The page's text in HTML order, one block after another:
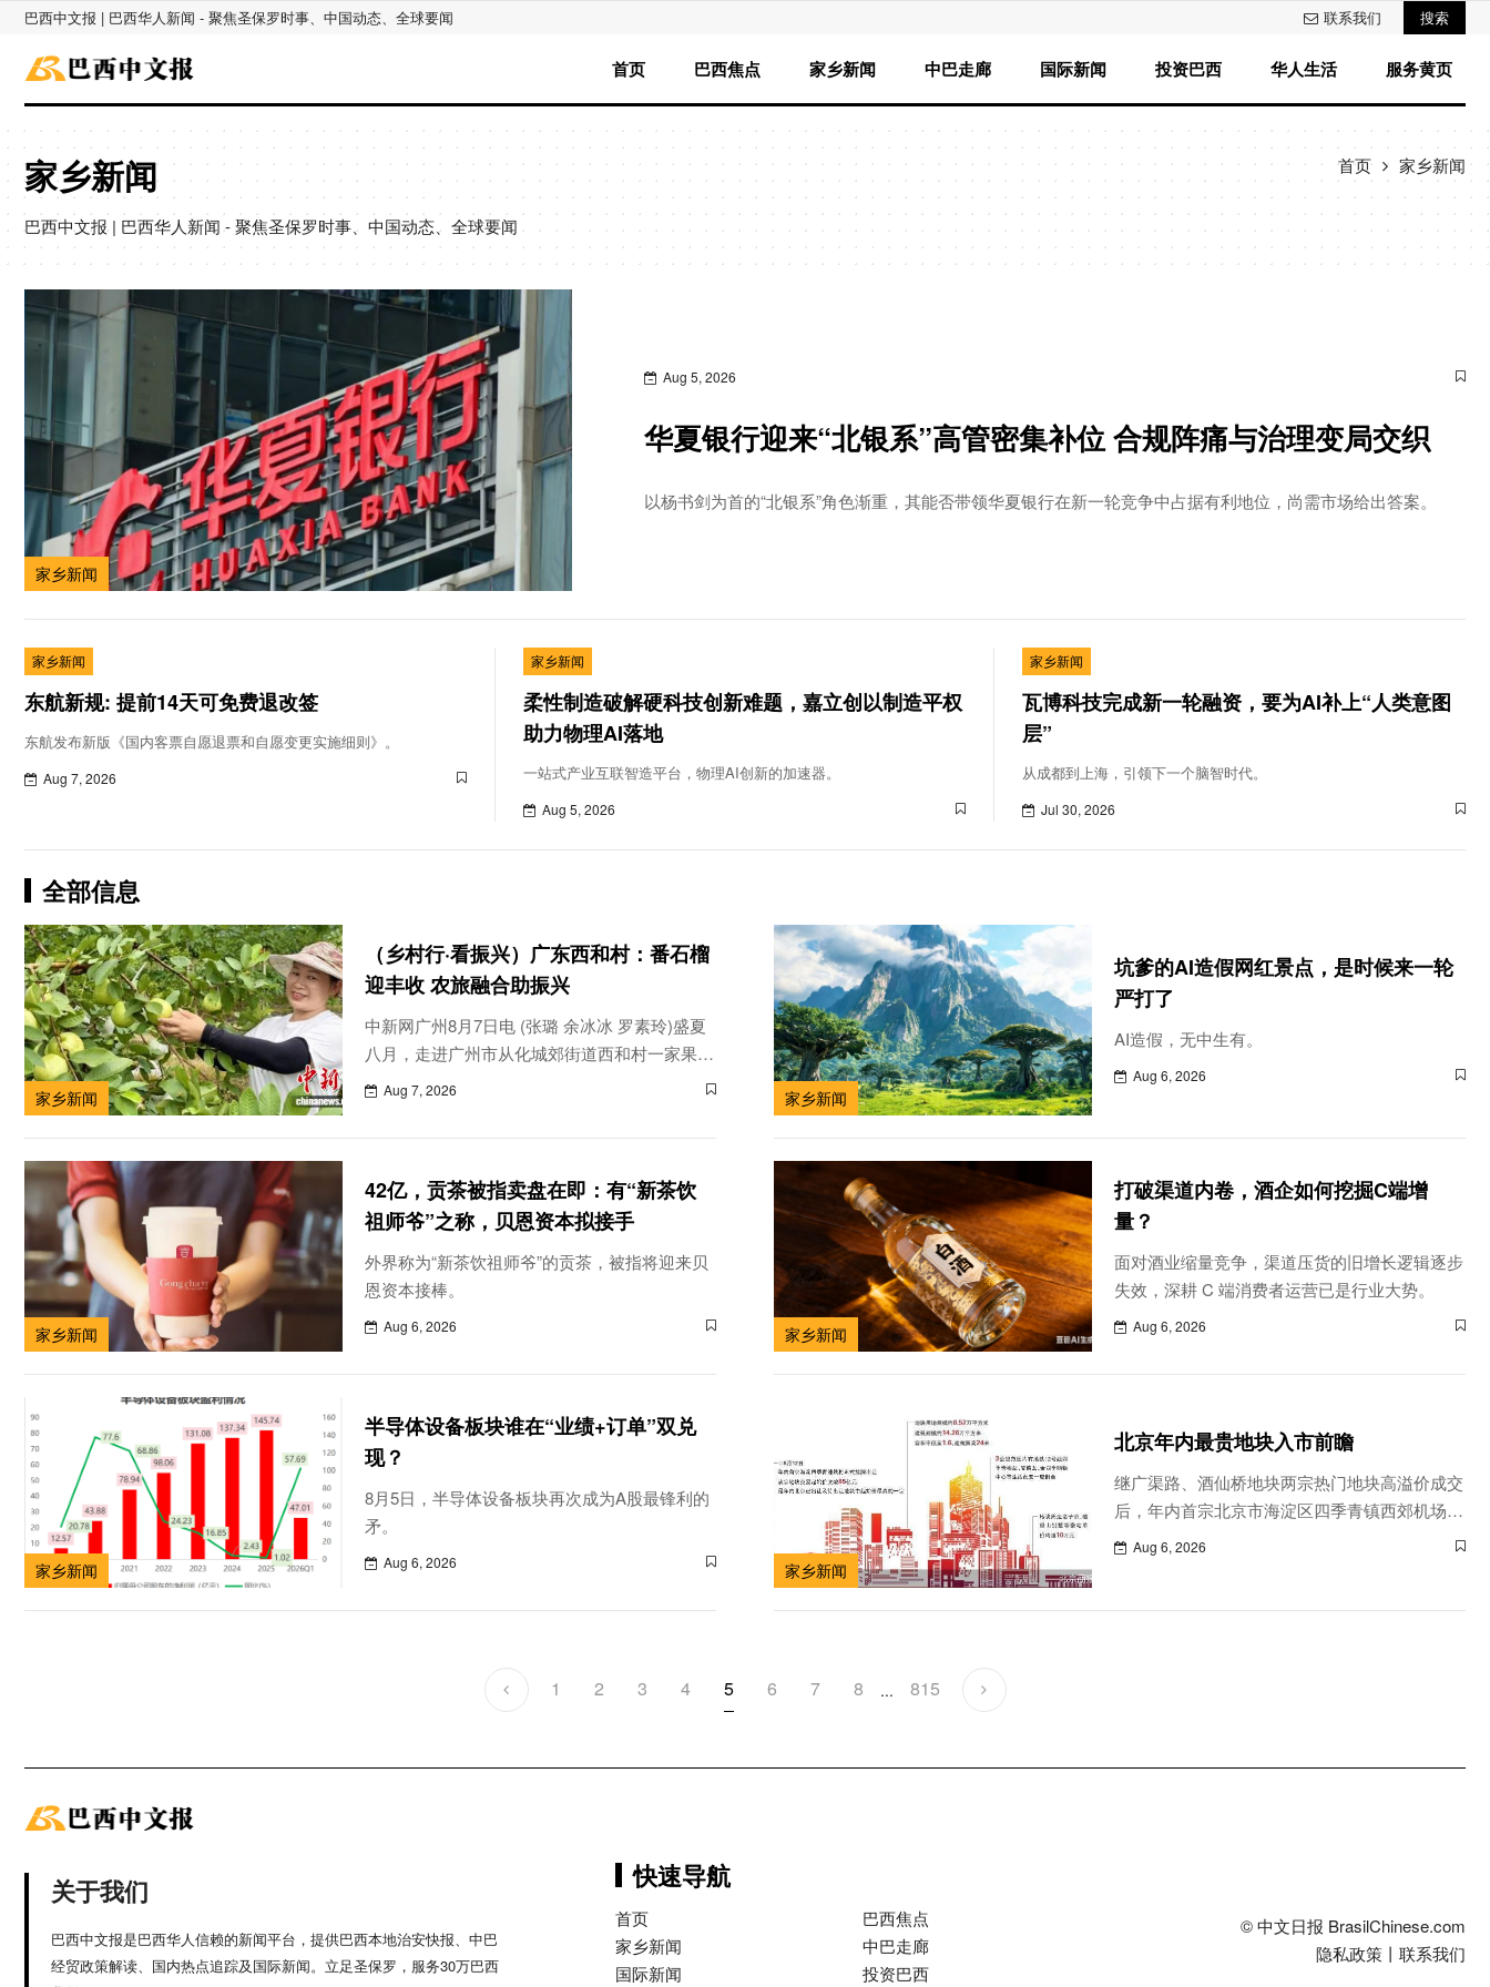
巴西中文报 | 巴西华人新闻 - 聚焦圣保罗时事、中国动态、全球要闻 联系我们 搜索
首页 巴西焦点 家乡新闻 中巴走廊 国际新闻 投资巴西 华人生活 服务黄页
家乡新闻
巴西中文报 | 巴西华人新闻 - 聚焦圣保罗时事、中国动态、全球要闻
首页 家乡新闻
家乡新闻
Aug 5, 2026
华夏银行迎来“北银系”高管密集补位 合规阵痛与治理变局交织
以杨书剑为首的“北银系”角色渐重，其能否带领华夏银行在新一轮竞争中占据有利地位，尚需市场给出答案。
家乡新闻
东航新规: 提前14天可免费退改签
东航发布新版《国内客票自愿退票和自愿变更实施细则》。
Aug 7, 2026
家乡新闻
柔性制造破解硬科技创新难题，嘉立创以制造平权
助力物理AI落地
一站式产业互联智造平台，物理AI创新的加速器。
Aug 5, 2026
家乡新闻
瓦博科技完成新一轮融资，要为AI补上“人类意图
层”
从成都到上海，引领下一个脑智时代。
Jul 30, 2026
全部信息
家乡新闻
（乡村行·看振兴）广东西和村：番石榴
迎丰收 农旅融合助振兴
中新网广州8月7日电 (张璐 余冰冰 罗素玲)盛夏
八月，走进广州市从化城郊街道西和村一家果
场，沿路可见饱满的木瓜、鲜亮的火龙果、红彤
袋的果实，在绿叶映衬下格外亮眼。果
Aug 7, 2026 家乡新闻
坑爹的AI造假网红景点，是时候来一轮
严打了
AI造假，无中生有。
Aug 6, 2026
家乡新闻
42亿，贡茶被指卖盘在即：有“新茶饮
祖师爷”之称，贝恩资本拟接手
外界称为“新茶饮祖师爷”的贡茶，被指将迎来贝
恩资本接棒。
Aug 6, 2026 家乡新闻
打破渠道内卷，酒企如何挖掘C端增
量？
面对酒业缩量竞争，渠道压货的旧增长逻辑逐步
失效，深耕 C 端消费者运营已是行业大势。
Aug 6, 2026
家乡新闻
半导体设备板块谁在“业绩+订单”双兑
现？
8月5日，半导体设备板块再次成为A股最锋利的
矛。
Aug 6, 2026 家乡新闻
北京年内最贵地块入市前瞻
继广渠路、酒仙桥地块两宗热门地块高溢价成交
后，年内首宗北京市海淀区四季青镇西郊机场周
边及沿线（西冉、田村、常青片区）城中村改造
Aug 6, 2026
1 2 3 4 5 6 7 8 ... 815
关于我们
巴西中文报是巴西华人信赖的新闻平台，提供巴西本地治安快报、中巴
经贸政策解读、国内热点追踪及国际新闻。立足圣保罗，服务30万巴西
快速导航
首页
巴西焦点
家乡新闻
中巴走廊
国际新闻
投资巴西
© 中文日报 BrasilChinese.com
隐私政策 丨 联系我们